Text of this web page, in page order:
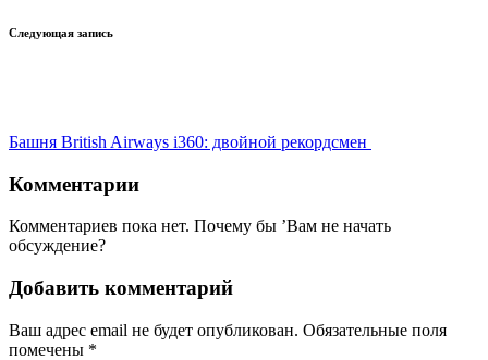
Следующая запись
Башня British Airways i360: двойной рекордсмен
Комментарии
Комментариев пока нет. Почему бы ’Вам не начать
обсуждение?
Добавить комментарий
Ваш адрес email не будет опубликован. Обязательные поля
помечены *